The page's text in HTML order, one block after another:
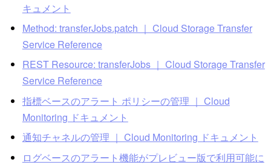
キュメント
Method: transferJobs.patch ｜ Cloud Storage Transfer
Service Reference
REST Resource: transferJobs ｜ Cloud Storage Transfer
Service Reference
指標ベースのアラート ポリシーの管理 ｜ Cloud
Monitoring ドキュメント
通知チャネルの管理 ｜ Cloud Monitoring ドキュメント
ログベースのアラート機能がプレビュー版で利用可能に